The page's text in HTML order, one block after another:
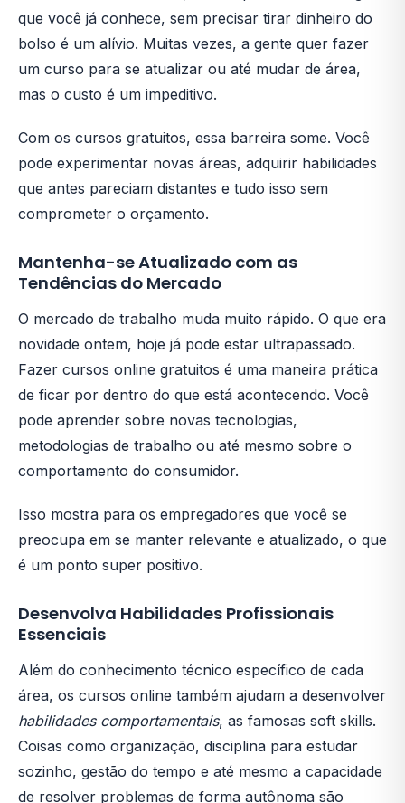
que você já conhece, sem precisar tirar dinheiro do
bolso é um alívio. Muitas vezes, a gente quer fazer
um curso para se atualizar ou até mudar de área,
mas o custo é um impeditivo.
Com os cursos gratuitos, essa barreira some. Você
pode experimentar novas áreas, adquirir habilidades
que antes pareciam distantes e tudo isso sem
comprometer o orçamento.
Mantenha-se Atualizado com as
Tendências do Mercado
O mercado de trabalho muda muito rápido. O que era
novidade ontem, hoje já pode estar ultrapassado.
Fazer cursos online gratuitos é uma maneira prática
de ficar por dentro do que está acontecendo. Você
pode aprender sobre novas tecnologias,
metodologias de trabalho ou até mesmo sobre o
comportamento do consumidor.
Isso mostra para os empregadores que você se
preocupa em se manter relevante e atualizado, o que
é um ponto super positivo.
Desenvolva Habilidades Profissionais
Essenciais
Além do conhecimento técnico específico de cada
área, os cursos online também ajudam a desenvolver
habilidades comportamentais, as famosas soft skills.
Coisas como organização, disciplina para estudar
sozinho, gestão do tempo e até mesmo a capacidade
de resolver problemas de forma autônoma são